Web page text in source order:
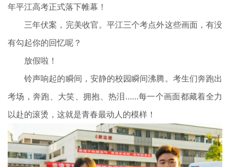
年平江高考正式落下帷幕！
三年伏案，完美收官。平江三个考点外这些画面，有没
有勾起你的回忆呢？
放假啦！
铃声响起的瞬间，安静的校园瞬间沸腾。考生们奔跑出
考场，奔跑、大笑、拥抱、热泪……每一个画面都藏着全力
以赴的滚烫，这就是青春最动人的模样！